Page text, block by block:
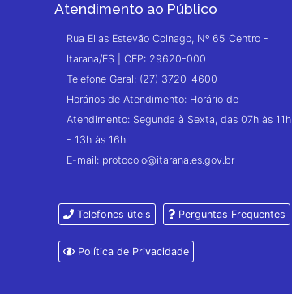
Atendimento ao Público
Rua Elias Estevão Colnago, Nº 65 Centro -
Itarana/ES | CEP: 29620-000
Telefone Geral: (27) 3720-4600
Horários de Atendimento: Horário de
Atendimento: Segunda à Sexta, das 07h às 11h
- 13h às 16h
E-mail: protocolo@itarana.es.gov.br
Telefones úteis Perguntas Frequentes
Política de Privacidade